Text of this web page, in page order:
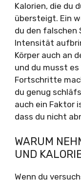
Kalorien, die du
übersteigt. Ein
du den falschen
Intensität
Körper auch an
und du musst
Fortschritte
du genug
auch ein Faktor
dass du nicht
WARUM
UND
Wenn du